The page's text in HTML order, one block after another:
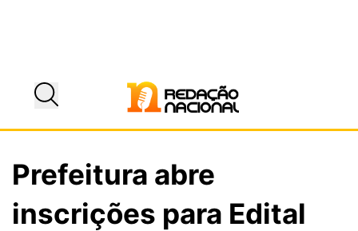
Prefeitura abre
inscrições para Edital